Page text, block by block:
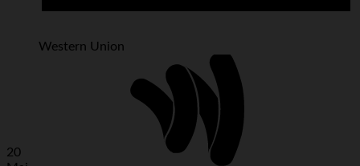
Western Union
20